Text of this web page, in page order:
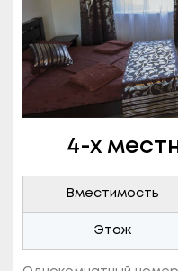
4-х
Вместимость
Этаж